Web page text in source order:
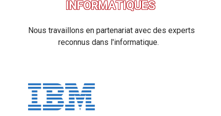
INFORMATIQUES
Nous travaillons en partenariat avec des experts
reconnus dans l'informatique.